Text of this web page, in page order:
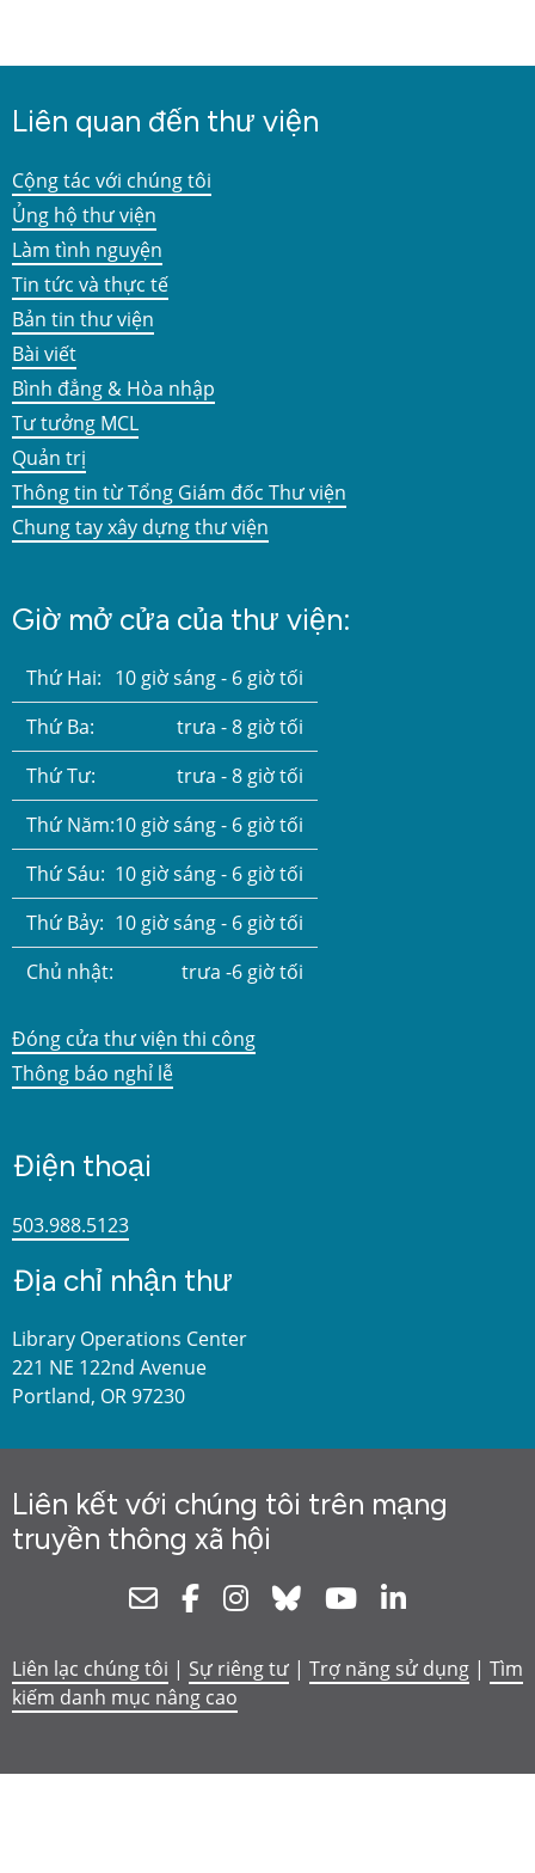
Liên quan đến thư viện
Cộng tác với chúng tôi
Ủng hộ thư viện
Làm tình nguyện
Tin tức và thực tế
Bản tin thư viện
Bài viết
Bình đẳng & Hòa nhập
Tư tưởng MCL
Quản trị
Thông tin từ Tổng Giám đốc Thư viện
Chung tay xây dựng thư viện
Giờ mở cửa của thư viện:
Thứ Hai: 10 giờ sáng - 6 giờ tối
Thứ Ba:
trưa - 8 giờ tối
Thứ Tư:
trưa - 8 giờ tối
Thứ Năm:10 giờ sáng - 6 giờ tối
Thứ Sáu: 10 giờ sáng - 6 giờ tối
Thứ Bảy: 10 giờ sáng - 6 giờ tối
Chủ nhật:
trưa -6 giờ tối
Đóng cửa thư viện thi công
Thông báo nghỉ lễ
Điện thoại
503.988.5123
Địa chỉ nhận thư
Library Operations Center
221 NE 122nd Avenue
Portland, OR 97230
Liên kết với chúng tôi trên mạng
truyền thông xã hội
NewsletterFacebookInstagram
Bluesky Youtube
Liên lạc chúng tôi | Sự riêng tư | Trợ năng sử dụng | Tìm
kiếm danh mục nâng cao